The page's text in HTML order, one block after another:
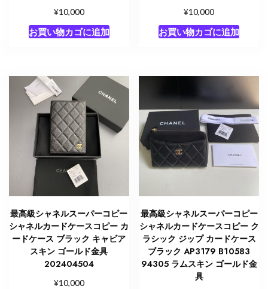
金
¥10,000
お買い物カゴに追加
¥10,000
お買い物カゴに追加
最高級シャネルスーパーコピー
シャネルカードケースコピー カ
ードケース ブラック キャビア
スキン ゴールド金具
202404504
¥10,000
最高級シャネルスーパーコピー
シャネルカードケースコピー ク
ラシック ジップ カードケース
ブラック AP3179 B10583
94305 ラムスキン ゴールド金
具